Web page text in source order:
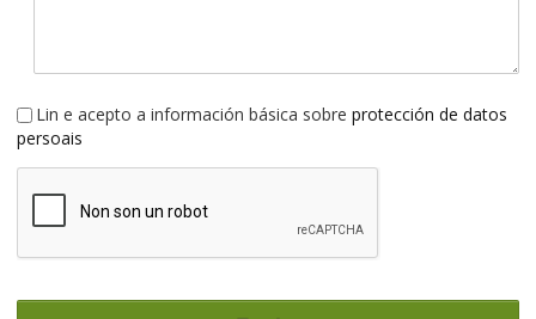
Lin e acepto a información básica sobre protección de datos
persoais